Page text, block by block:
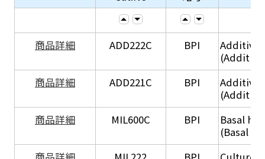
商品詳細 ADD222C BPI
商品詳細
ADD221C BPI
商品詳細
MIL600C BPI
Basal
(Basal